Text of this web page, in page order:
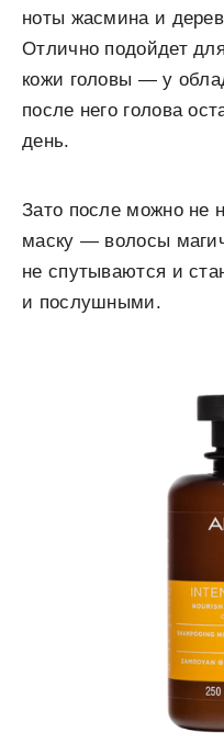
ноты жасмина и
Отлично подойдет
кожи головы — у
после него голова
день.
Зато после можно не
маску — волосы
не спутываются и
и послушными.